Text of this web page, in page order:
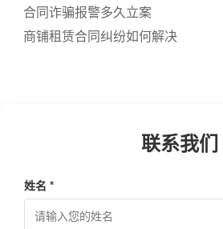
合同诈骗报警多久立案
商铺租赁合同纠纷如何解决
联系我们
姓名 *